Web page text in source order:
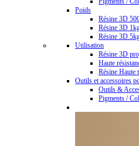
Poids
Résine 3D
Résine 3D
Résine 3D
Utilisation
Résine 3D
Haute
Résine Haute
Outils et accessoires
Outils &
Pigments /